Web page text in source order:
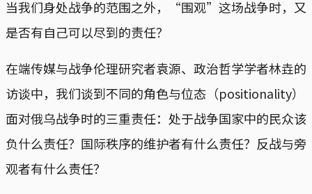
当我们身处战争的范围之外，“围观”这场战争时，又
是否有自己可以尽到的责任？
在端传媒与战争伦理研究者袁源、政治哲学学者林垚的
访谈中，我们谈到不同的角色与位态（positionality）
面对俄乌战争时的三重责任：处于战争国家中的民众该
负什么责任？国际秩序的维护者有什么责任？反战与旁
观者有什么责任？